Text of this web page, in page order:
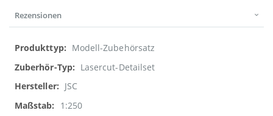
Rezensionen
Weitere
Informationen
Modell-Zubehörsatz
Lasercut-Detailset
JSC
1:250